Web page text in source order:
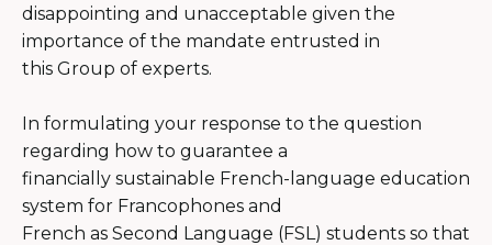
disappointing and unacceptable given the
importance of the mandate entrusted in
this Group of experts.
In formulating your response to the question
regarding how to guarantee a
financially sustainable French-language education
system for Francophones and
French as Second Language (FSL) students so that